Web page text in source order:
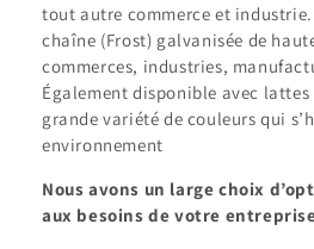
tout autre commerce et
chaîne (Frost) galvanisée de
commerces, industries,
Également disponible avec
grande variété de couleurs qui
environnement
Nous avons un large choix
aux besoins de votre